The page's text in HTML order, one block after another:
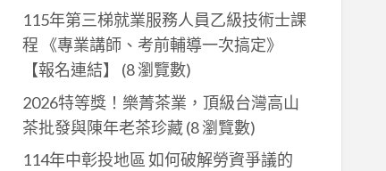
115年第三梯就業服務人員乙級技術士課
程 《專業講師、考前輔導一次搞定》
【報名連結】
(8 瀏覽數)
2026特等獎！樂菁茶業，頂級台灣高山
茶批發與陳年老茶珍藏(8 瀏覽數)
114年中彰投地區 如何破解勞資爭議的